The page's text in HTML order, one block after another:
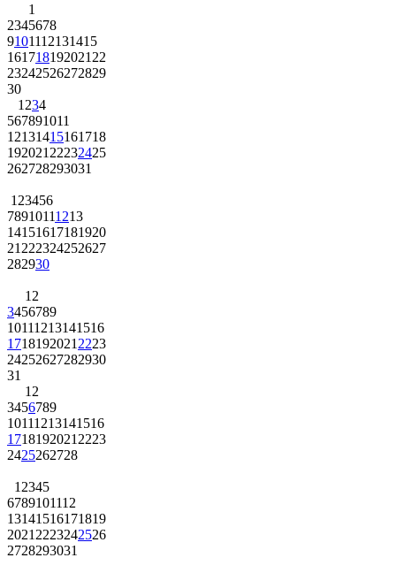
1
2345678
9101112131415
161718192021 22
23242526272829
30
1 234
567891011
12131415161718
192021 22232425
262728293031
1 23456
78910111213
14151617181920
21 222324252627
282930
1 2
3456789
10111213141516
1718192021 2223
24252627282930
31
1 2
3456789
10111213141516
1718192021 2223
2425262728
1 2345
6789101112
13141516171819
2021 2223242526
2728293031